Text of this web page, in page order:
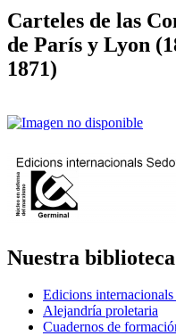
Carteles de las
de París y Lyon
1871)
Nuestra biblioteca
Edicions
Alejandría proletaria
Cuadernos de